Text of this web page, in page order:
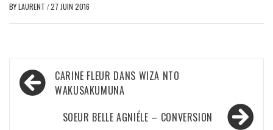
BYLAURENT /27 JUIN 2016
Navigation
de
l’article
CARINE FLEUR DANS WIZA NTO
WAKUSAKUMUNA
SOEUR BELLE AGNIÉLE – CONVERSION